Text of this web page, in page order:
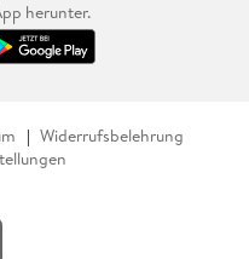
herunter.
Widerrufsbelehrung